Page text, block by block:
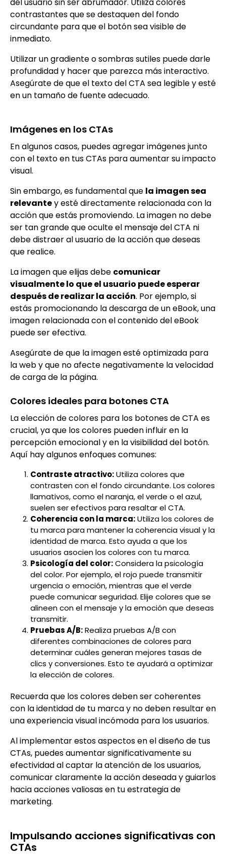
del usuario sin ser abrumador. Utiliza colores
contrastantes que se destaquen del fondo
circundante para que el botón sea visible de
inmediato.
Utilizar un gradiente o sombras sutiles puede darle
profundidad y hacer que parezca más interactivo.
Asegúrate de que el texto del CTA sea legible y esté
en un tamaño de fuente adecuado.
Imágenes en los CTAs
En algunos casos, puedes agregar imágenes junto
con el texto en tus CTAs para aumentar su impacto
visual.
Sin embargo, es fundamental que la imagen sea
relevantey esté directamente relacionada con la
acción que estás promoviendo. La imagen no debe
ser tan grande que oculte el mensaje del CTA ni
debe distraer al usuario de la acción que deseas
que realice.
La imagen que elijas debe comunicar
visualmente lo que el usuario puede esperar
después de realizar la acción. Por ejemplo, si
estás promocionando la descarga de un eBook, una
imagen relacionada con el contenido del eBook
puede ser efectiva.
Asegúrate de que la imagen esté optimizada para
la web y que no afecte negativamente la velocidad
de carga de la página.
Colores ideales para botones CTA
La elección de colores para los botones de CTA es
crucial, ya que los colores pueden influir en la
percepción emocional y en la visibilidad del botón.
Aquí hay algunos enfoques comunes:
Contraste atractivo:Utiliza colores que
contrasten con el fondo circundante. Los colores
llamativos, como el naranja, el verde o el azul,
suelen ser efectivos para resaltar el CTA.
Coherencia con la marca:Utiliza los colores de
tu marca para mantener la coherencia visual y la
identidad de marca. Esto ayuda a que los
usuarios asocien los colores con tu marca.
Psicología del color:Considera la psicología
del color. Por ejemplo, el rojo puede transmitir
urgencia o emoción, mientras que el verde
puede comunicar seguridad. Elije colores que se
alineen con el mensaje y la emoción que deseas
transmitir.
Pruebas A/B:Realiza pruebas A/B con
diferentes combinaciones de colores para
determinar cuáles generan mejores tasas de
clics y conversiones. Esto te ayudará a optimizar
la elección de colores.
Recuerda que los colores deben ser coherentes
con la identidad de tu marca y no deben resultar en
una experiencia visual incómoda para los usuarios.
Al implementar estos aspectos en el diseño de tus
CTAs, puedes aumentar significativamente su
efectividad al captar la atención de los usuarios,
comunicar claramente la acción deseada y guiarlos
hacia acciones valiosas en tu estrategia de
marketing.
Impulsando acciones significativas con
CTAs